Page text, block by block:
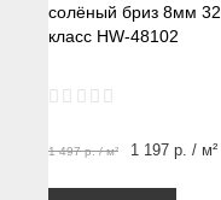
солёный бриз 8мм 32
класс HW-48102
1 497р./ м² 1 197 р. / м²